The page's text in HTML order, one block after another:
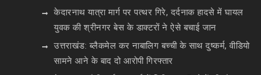
केदारनाथ यात्रा मार्ग पर पत्थर गिरे, दर्दनाक हादसे में घायल
युवक की श्रीनगर बेस के डाक्टरों ने ऐसे बचाई जान
उत्तराखंड: ब्लैकमेल कर नाबालिग बच्ची के साथ दुष्कर्म, वीडियो
सामने आने के बाद दो आरोपी गिरफ्तार